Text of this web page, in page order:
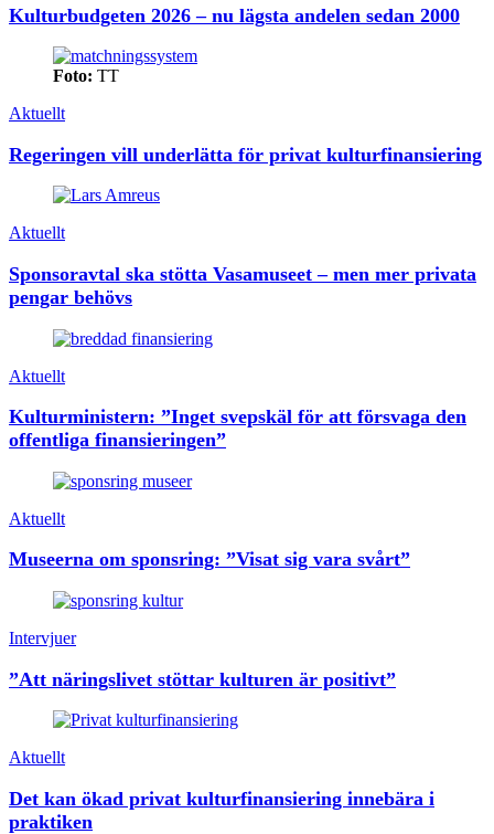
Kulturbudgeten 2026 – nu lägsta andelen sedan 2000
Foto: TT
Aktuellt
Regeringen vill underlätta för privat kulturfinansiering
Aktuellt
Sponsoravtal ska stötta Vasamuseet – men mer privata
pengar behövs
Aktuellt
Kulturministern: ”Inget svepskäl för att försvaga den
offentliga finansieringen”
Aktuellt
Museerna om sponsring: ”Visat sig vara svårt”
Intervjuer
”Att näringslivet stöttar kulturen är positivt”
Aktuellt
Det kan ökad privat kulturfinansiering innebära i
praktiken